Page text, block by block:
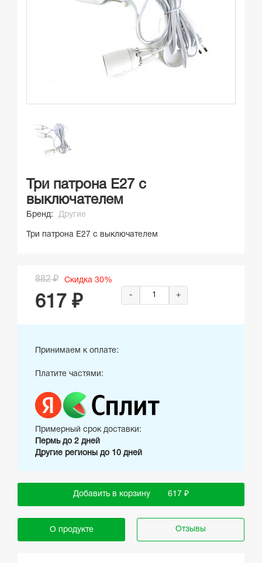
Три патрона Е27 с
выключателем
Бренд: Другие
Три патрона Е27 с выключателем
882 ₽ Скидка 30%
617 ₽ - +
Принимаем к оплате:
Платите частями:
Примерный срок доставки:
Пермь до 2 дней
Другие регионы до 10 дней
Добавить в корзину 617 ₽
О продукте Отзывы